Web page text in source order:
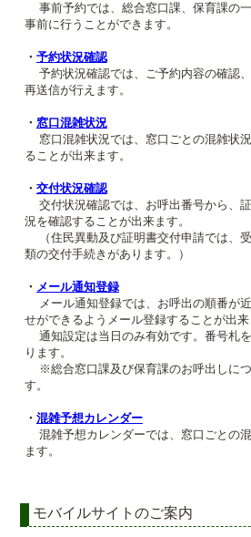
混雑予想カレンダー
事前予約では、総合窓口課、保育課の
事前に行うことができます。
・ 予約状況確認
予約状況確認では、ご予約内容の確認
再送信が行えます。
・ 窓口混雑状況
窓口混雑状況では、窓口ごとの混雑状
ることが出来ます。
・ 交付状況確認
交付状況確認では、お呼出番号から、
況を確認することが出来ます。
（住民異動及び証明書交付申請では、
類の交付手続きがあります。）
・ メール通知登録
メール通知登録では、お呼出の順番が
せができるようメール登録することが出来
通知設定は当日のみ有効です。番号札
ります。
※総合窓口課及び保育課のお呼出しに
す。
・ 混雑予想カレンダー
混雑予想カレンダーでは、窓口ごとの
ます。
モバイルサイトのご案内